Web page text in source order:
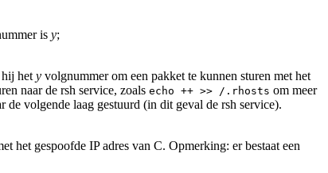
is y;
het y volgnummer om een pakket te kunnen sturen met het
naar de rsh service, zoals echo ++ >> /.rhosts om meer
volgende laag gestuurd (in dit geval de rsh service).
het gespoofde IP adres van C. Opmerking: er bestaat een